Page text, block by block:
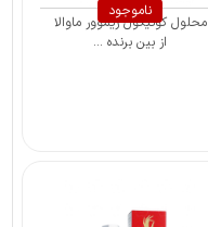
ناموجود
محلول کوتیکول ریموور ماوالا
از بین برنده ...